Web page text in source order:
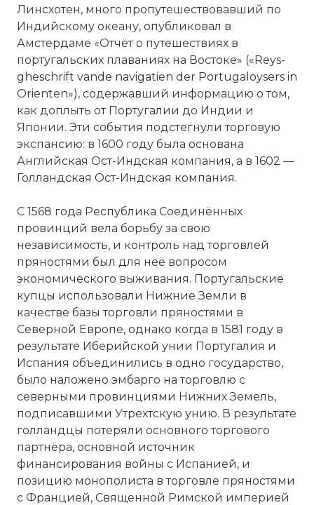
Линсхотен, много пропутешествовавший по
Индийскому океану, опубликовал в
Амстердаме «Отчёт о путешествиях в
португальских плаваниях на Востоке» («Reys-
gheschrift vande navigatien der Portugaloysers in
Orienten»), содержавший информацию о том,
как доплыть от Португалии до Индии и
Японии. Эти события подстегнули торговую
экспансию: в 1600 году была основана
Английская Ост-Индская компания, а в 1602 —
Голландская Ост-Индская компания.
С 1568 года Республика Соединённых
провинций вела борьбу за свою
независимость, и контроль над торговлей
пряностями был для неё вопросом
экономического выживания. Португальские
купцы использовали Нижние Земли в
качестве базы торговли пряностями в
Северной Европе, однако когда в 1581 году в
результате Иберийской унии Португалия и
Испания объединились в одно государство,
было наложено эмбарго на торговлю с
северными провинциями Нижних Земель,
подписавшими Утрехтскую унию. В результате
голландцы потеряли основного торгового
партнёра, основной источник
финансирования войны с Испанией, и
позицию монополиста в торговле пряностями
с Францией, Священной Римской империей